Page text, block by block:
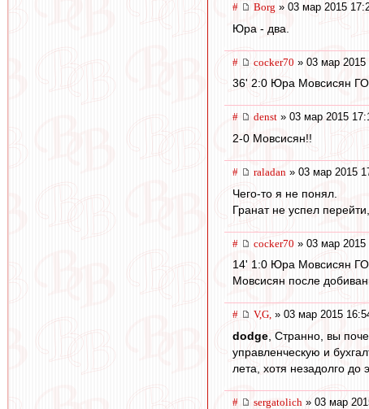
# Borg » 03 мар 2015
Юра - два.
# cocker70 » 03 мар 2015
36' 2:0 Юра Мовсисян
# denst » 03 мар 2015
2-0 Мовсисян!!
# raladan » 03 мар 2015
Чего-то я не понял.
Гранат не успел
# cocker70 » 03 мар 2015
14' 1:0 Юра Мовсисян
Мовсисян после
# V,G, » 03 мар 2015
dodge , Странно, вы
управленческую и
лета, хотя незадолго до
# sergatolich » 03 мар